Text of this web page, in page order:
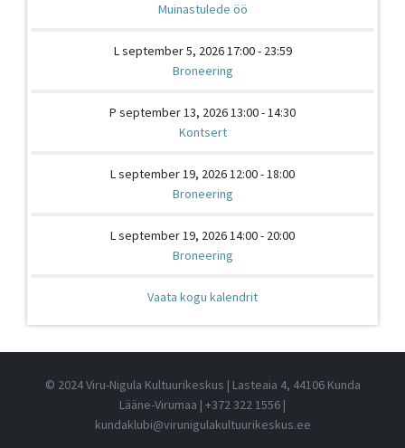
Muinastulede öö
L september 5, 2026 17:00 - 23:59
Broneering
P september 13, 2026 13:00 - 14:30
Kontsert
L september 19, 2026 12:00 - 18:00
Broneering
L september 19, 2026 14:00 - 20:00
Broneering
Vaata kogu kalendrit
© 2024 Viru-Nigula Kultuurikeskus | Lasteaia 4, 44106 Kunda
Lääne-Virumaa | +372 322 1556 |
kundaklubi@virunigulakultuurikeskus.ee